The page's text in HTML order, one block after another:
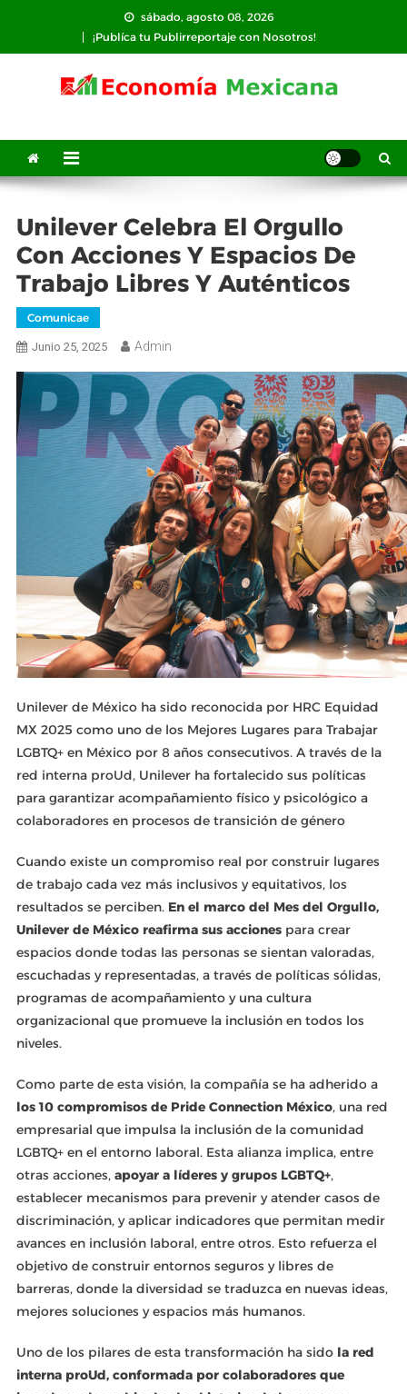
contenido
sábado, agosto 08, 2026
¡Publíca tu Publirreportaje con Nosotros!
Unilever Celebra El Orgullo
Con Acciones Y Espacios De
Trabajo Libres Y Auténticos
Comunicae
Junio 25, 2025 Admin
Unilever de México ha sido reconocida por HRC Equidad
MX 2025 como uno de los Mejores Lugares para Trabajar
LGBTQ+ en México por 8 años consecutivos. A través de la
red interna proUd, Unilever ha fortalecido sus políticas
para garantizar acompañamiento físico y psicológico a
colaboradores en procesos de transición de género
Cuando existe un compromiso real por construir lugares
de trabajo cada vez más inclusivos y equitativos, los
resultados se perciben. En el marco del Mes del Orgullo,
Unilever de México reafirma sus acciones para crear
espacios donde todas las personas se sientan valoradas,
escuchadas y representadas, a través de políticas sólidas,
programas de acompañamiento y una cultura
organizacional que promueve la inclusión en todos los
niveles.
Como parte de esta visión, la compañía se ha adherido a
los 10 compromisos de Pride Connection México, una red
empresarial que impulsa la inclusión de la comunidad
LGBTQ+ en el entorno laboral. Esta alianza implica, entre
otras acciones, apoyar a líderes y grupos LGBTQ+,
establecer mecanismos para prevenir y atender casos de
discriminación, y aplicar indicadores que permitan medir
avances en inclusión laboral, entre otros. Esto refuerza el
objetivo de construir entornos seguros y libres de
barreras, donde la diversidad se traduzca en nuevas ideas,
mejores soluciones y espacios más humanos.
Uno de los pilares de esta transformación ha sido la red
interna proUd, conformada por colaboradores que